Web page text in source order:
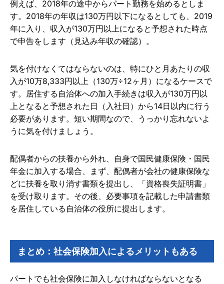
例えば、2018年の途中からパート勤務を始めるとしま
す。2018年の年収は130万円以下になるとしても、2019
年に入り、収入が130万円以上になると予想された時点
で申告をします（見込み年収の確認）。
気を付けなくてはならないのは、特にひと月あたりの収
入が10万8,333円以上（130万÷12ヶ月）になるケースで
す。居住する自治体への加入手続きは収入が130万円以
上となると予想された日（入社日）から14日以内に行う
必要があります。短い期間なので、うっかり忘れないよ
うに気を付けましょう。
配偶者からの扶養から外れ、自身で国民健康保険・国民
年金に加入する場合、まず、配偶者が会社の健康保険な
どに扶養を取り消す書類を提出し、「資格喪失証明書」
を受け取ります。その後、必要事項を記載した申請書類
を居住している自治体の役所に提出します。
まとめ：社会保険加入によるメリットもある
パートでも社会保険に加入しなければならないとなる